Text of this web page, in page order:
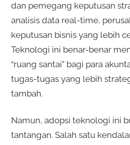
dan pemegang keputusan
analisis data real-time,
keputusan bisnis yang lebih
Teknologi ini benar-benar
“ruang santai” bagi para
tugas-tugas yang lebih
tambah.
Namun, adopsi teknologi ini
tantangan. Salah satu